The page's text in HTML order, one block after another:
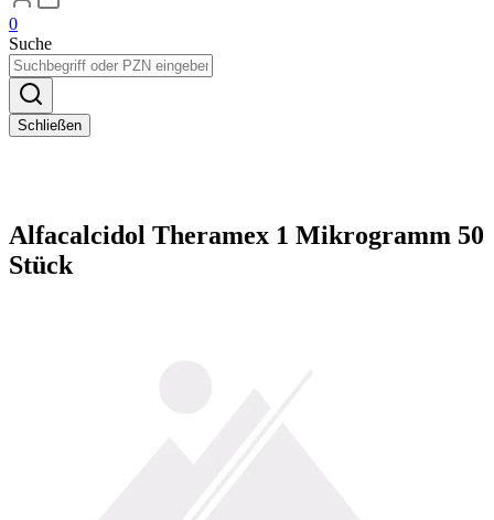
0
Suche
Schließen
Alfacalcidol Theramex 1 Mikrogramm 50
Stück